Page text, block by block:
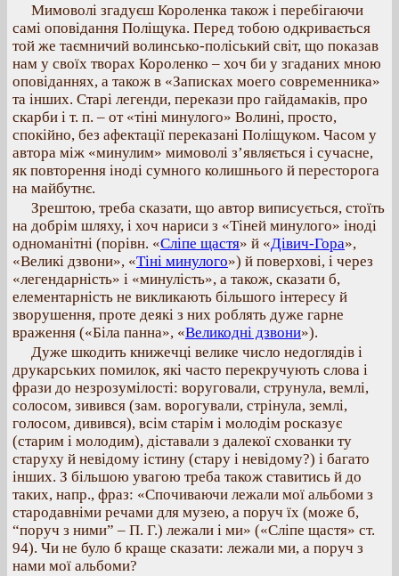
Мимоволі згадуєш Короленка також і перебігаючи
самі оповідання Поліщука. Перед тобою одкривається
той же таємничий волинсько-поліський світ, що показав
нам у своїх творах Короленко – хоч би у згаданих мною
оповіданнях, а також в «Записках моего современника»
та інших. Старі легенди, перекази про гайдамаків, про
скарби і т. п. – от «тіні минулого» Волині, просто,
спокійно, без афектації переказані Поліщуком. Часом у
автора між «минулим» мимоволі з’являється і сучасне,
як повторення іноді сумного колишнього й пересторога
на майбутнє.
Зрештою, треба сказати, що автор виписується, стоїть
на добрім шляху, і хоч нариси з «Тіней минулого» іноді
одноманітні (порівн. «Сліпе щастя» й «Дівич-Гора»,
«Великі дзвони», «Тіні минулого») й поверхові, і через
«легендарність» і «минулість», а також, сказати б,
елементарність не викликають більшого інтересу й
зворушення, проте деякі з них роблять дуже гарне
враження («Біла панна», «Великодні дзвони»).
Дуже шкодить книжечці велике число недоглядів і
друкарських помилок, які часто перекручують слова і
фрази до незрозумілості: воруговали, струнула, вемлі,
солосом, зивився (зам. ворогували, стрінула, землі,
голосом, дивився), всім старім і молодім росказує
(старим і молодим), діставали з далекої схованки ту
старуху й невідому істину (стару і невідому?) і багато
інших. З більшою увагою треба також ставитись й до
таких, напр., фраз: «Спочиваючи лежали мої альбоми з
стародавніми речами для музею, а поруч їх (може б,
“поруч з ними” – П. Г.) лежали і ми» («Сліпе щастя» ст.
94). Чи не було б краще сказати: лежали ми, а поруч з
нами мої альбоми?